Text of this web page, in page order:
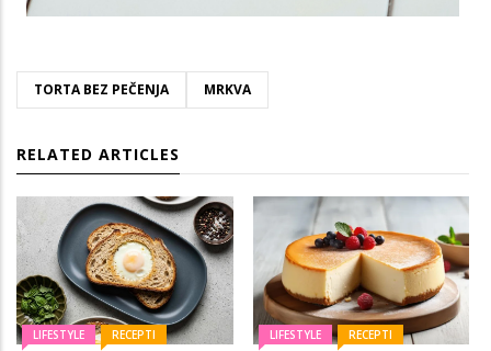
TORTA BEZ PEČENJA MRKVA
RELATED ARTICLES
LIFESTYLE RECEPTI LIFESTYLE RECEPTI